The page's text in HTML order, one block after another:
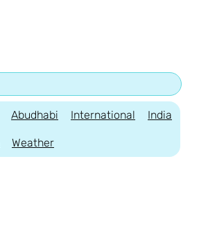
Abudhabi International India
Weather